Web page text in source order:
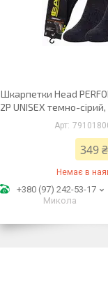
Шкарпетки Head
2P UNISEX темно-
349 ₴
Немає в
+380 (97) 242-53-17
Микола